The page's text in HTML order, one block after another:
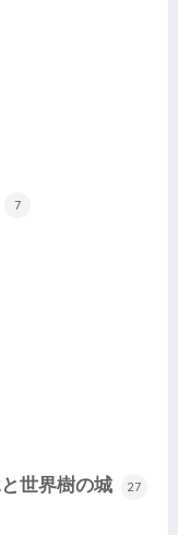
7
世界樹の城 27